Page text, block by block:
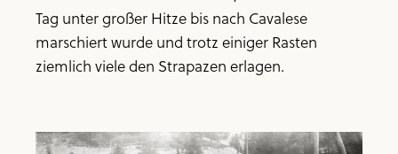
Tag unter großer Hitze bis nach Cavalese
marschiert wurde und trotz einiger Rasten
ziemlich viele den Strapazen erlagen.